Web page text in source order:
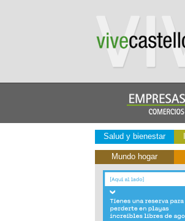
Salud y bienestar
Mundo hogar